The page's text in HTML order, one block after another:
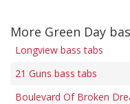
More Green Day
Longview bass tabs
21 Guns bass tabs
Boulevard Of Broken